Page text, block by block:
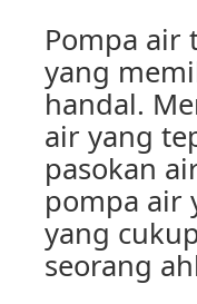
Pompa air
yang
handal.
air yang
pasokan
pompa air
yang
seorang